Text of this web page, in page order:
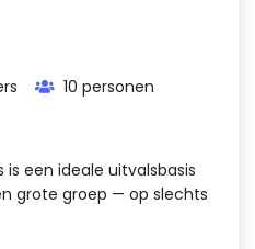
10 personen
is een ideale uitvalsbasis
grote groep — op slechts